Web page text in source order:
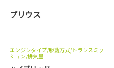
プリウス
エンジンタイプ/駆動方式/トランスミッ
ション/排気量